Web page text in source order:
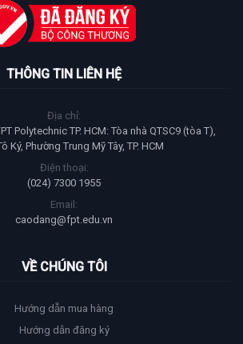
THÔNG TIN LIÊN HỆ
Địa chỉ:
Polytechnic TP. HCM: Tòa nhà QTSC9 (tòa T),
Ký, Phường Trung Mỹ Tây, TP. HCM
Điện thoại:
(024) 7300 1955
Email:
caodang@fpt.edu.vn
VỀ CHÚNG TÔI
Hướng dẫn mua hàng
Hướng dẫn đăng ký